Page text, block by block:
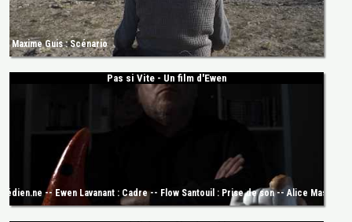
Guis : Scénario
Pas si Vite - Un film d'Ewen
-- Ewen Lavanant : Cadre -- Flow Santouil : Prise de son -- Alice Mascaro :